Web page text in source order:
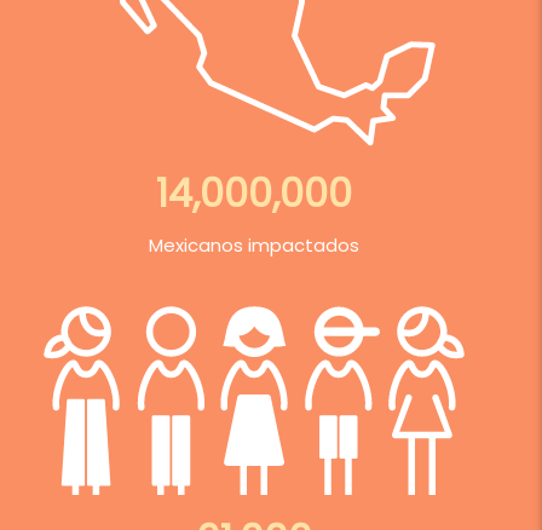
14,000,000
Mexicanos impactados